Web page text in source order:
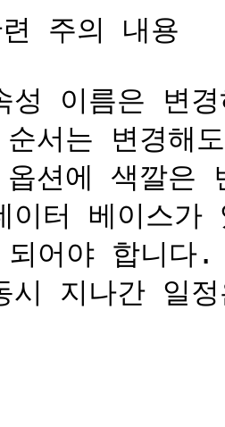
주의 내용
이름은 변
터 베이스가
어야 합니다.